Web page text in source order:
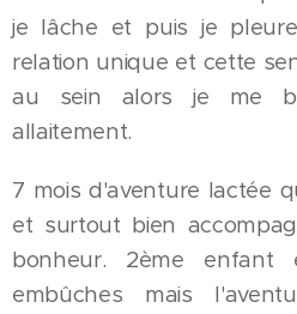
je lâche et puis je
relation unique et cette
au sein alors je me
allaitement.
7 mois d'aventure lactée
et surtout bien
bonheur. 2ème enfant
embûches mais